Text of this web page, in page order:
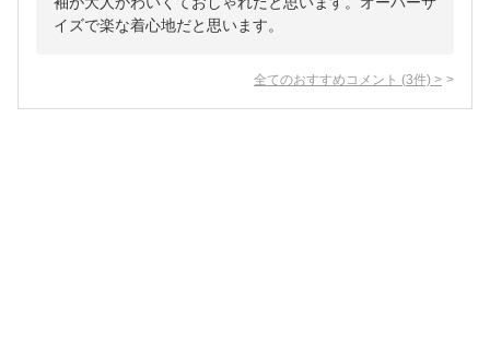
イズで楽な着心地だと思います。
全てのおすすめコメント (3件) >